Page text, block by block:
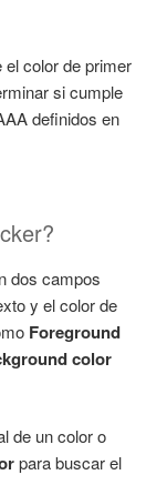
el color de primer
si cumple
definidos en
dos campos
y el color de
Foreground
color
de un color o
para buscar el